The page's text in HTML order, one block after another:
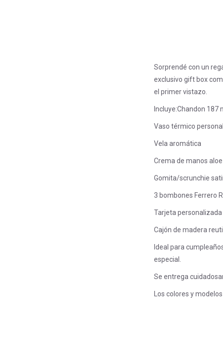
Sorprendé con un
exclusivo gift box
el primer vistazo.
Incluye:Chandon 187
Vaso térmico
Vela aromática
Crema de manos
Gomita/scrunchie
3 bombones Ferrero
Tarjeta
Cajón de madera
Ideal para
especial.
Se entrega
Los colores y